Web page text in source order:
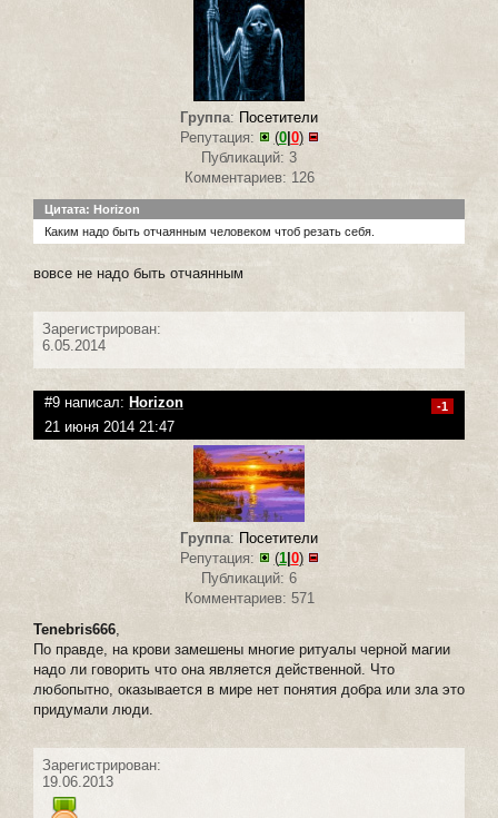
Группа: Посетители
Репутация:
(0| 0)
Публикаций: 3
Комментариев: 126
Цитата: Horizon
Каким надо быть отчаянным человеком чтоб резать себя.
вовсе не надо быть отчаянным
Зарегистрирован:
6.05.2014
#9 написал: Horizon -1
21 июня 2014 21:47
Группа: Посетители
Репутация:
(1|0)
Публикаций: 6
Комментариев: 571
Tenebris666
По правде, на крови замешены многие ритуалы черной магии
надо ли говорить что она является действенной. Что
любопытно, оказывается в мире нет понятия добра или зла это
придумали люди.
Зарегистрирован:
19.06.2013